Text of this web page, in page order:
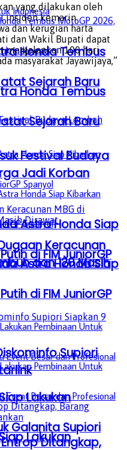
Honda Tembus
Sejarah Baru
Astra Honda Siap
di FIM JuniorGP
Lakukan
Galanita Supiori
Honda Tembus
Sejarah Baru
Astra Honda Siap
di FIM JuniorGP
Lakukan
yang dilakukan oleh
insiden kemarin
dan kerugian harta
dan Wakil Bupati dapat
menjalankan 100 hari
masyarakat Jayawijaya,”
Festival Budaya
Jadi Korban
Keracunan
dan 120 Masih
Supiori
Ditangkap,